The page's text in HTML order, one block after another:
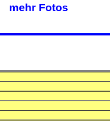
mehr Fotos